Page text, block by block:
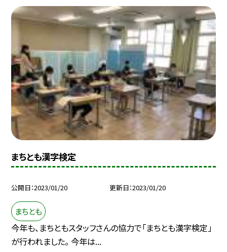
まちとも漢字検定
公開日 2023/01/20 更新日 2023/01/20
まちとも
今年も、まちともスタッフさんの協力で「まちとも漢字検定」
が行われました。 今年は...